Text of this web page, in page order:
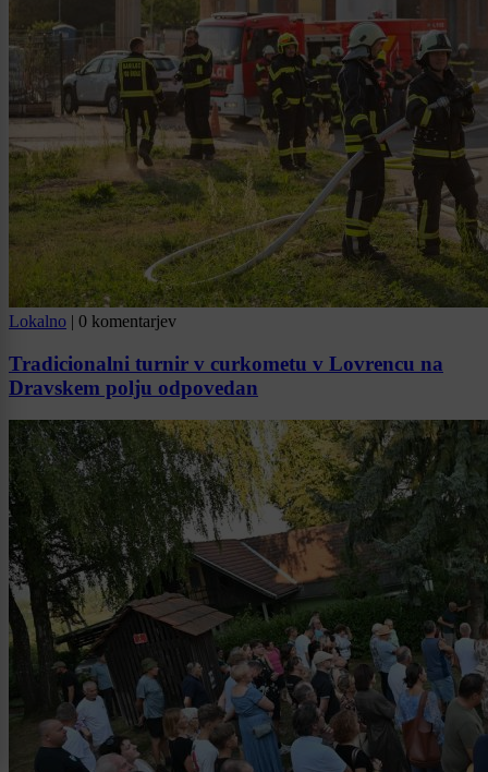
Lokalno | 0 komentarjev
Tradicionalni turnir v curkometu v Lovrencu na
Dravskem polju odpovedan